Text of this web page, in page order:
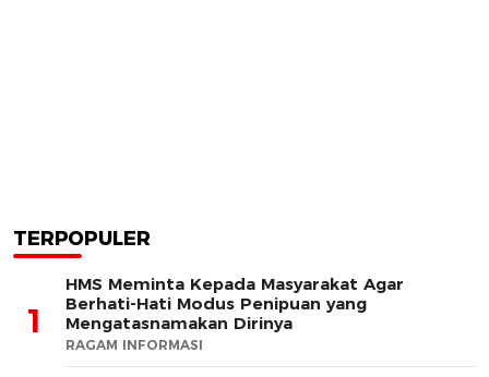
TERPOPULER
1
HMS Meminta Kepada Masyarakat Agar
Berhati-Hati Modus Penipuan yang
Mengatasnamakan Dirinya
RAGAM INFORMASI